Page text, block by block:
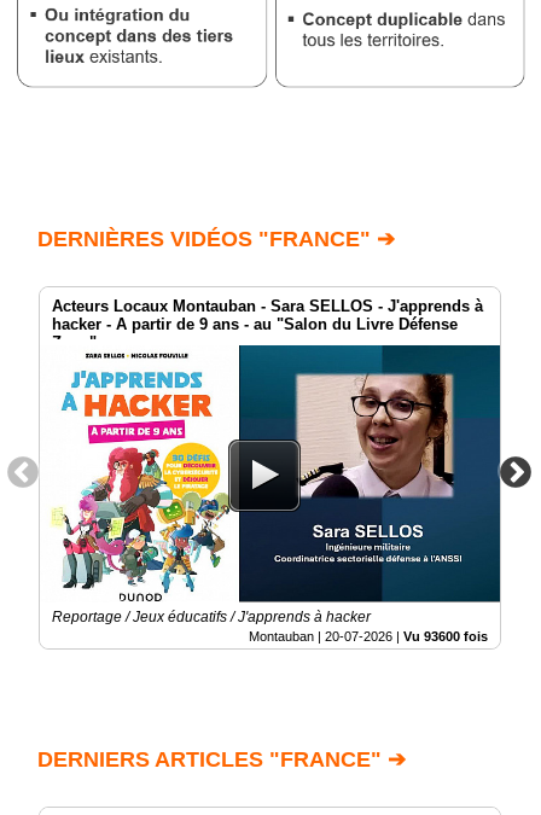
DERNIÈRES VIDÉOS "FRANCE" ➔
Acteurs Locaux Montauban - Sara SELLOS - J'apprends à
hacker - A partir de 9 ans - au "Salon du Livre Défense
Zone"
Reportage / Jeux éducatifs / J'apprends à hacker
Montauban | 20-07-2026 | Vu 93600 fois
DERNIERS ARTICLES "FRANCE" ➔